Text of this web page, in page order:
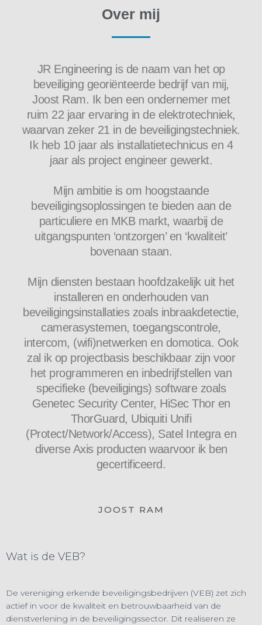
Over mij
JR Engineering is de naam van het op
beveiliging georiënteerde bedrijf van mij,
Joost Ram. Ik ben een ondernemer met
ruim 22 jaar ervaring in de elektrotechniek,
waarvan zeker 21 in de beveiligingstechniek.
Ik heb 10 jaar als installatietechnicus en 4
jaar als project engineer gewerkt.
Mijn ambitie is om hoogstaande
beveiligingsoplossingen te bieden aan de
particuliere en MKB markt, waarbij de
uitgangspunten ‘ontzorgen’ en ‘kwaliteit’
bovenaan staan.
Mijn diensten bestaan hoofdzakelijk uit het
installeren en onderhouden van
beveiligingsinstallaties zoals inbraakdetectie,
camerasystemen, toegangscontrole,
intercom, (wifi)netwerken en domotica. Ook
zal ik op projectbasis beschikbaar zijn voor
het programmeren en inbedrijfstellen van
specifieke (beveiligings) software zoals
Genetec Security Center, HiSec Thor en
ThorGuard, Ubiquiti Unifi
(Protect/Network/Access), Satel Integra en
diverse Axis producten waarvoor ik ben
gecertificeerd.
JOOST RAM
Wat is de VEB?
De vereniging erkende beveiligingsbedrijven (VEB) zet zich
actief in voor de kwaliteit en betrouwbaarheid van de
dienstverlening in de beveiligingssector. Dit realiseren ze